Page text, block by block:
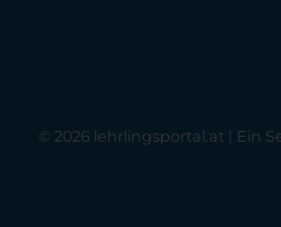
© 2026 lehrlingsportal.at | Ein